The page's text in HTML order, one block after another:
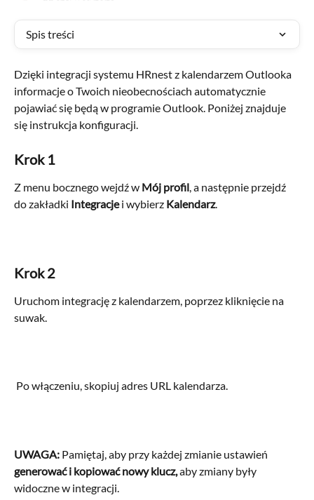
Spis treści
Dzięki integracji systemu HRnest z kalendarzem Outlooka
informacje o Twoich nieobecnościach automatycznie
pojawiać się będą w programie Outlook. Poniżej znajduje
się instrukcja konfiguracji.
Krok 1
Z menu bocznego wejdź w Mój profil, a następnie przejdź
do zakładki Integracje i wybierz Kalendarz.
Krok 2
Uruchom integrację z kalendarzem, poprzez kliknięcie na
suwak.
Po włączeniu, skopiuj adres URL kalendarza.
UWAGA: Pamiętaj, aby przy każdej zmianie ustawień
generować i kopiować nowy klucz, aby zmiany były
widoczne w integracji.